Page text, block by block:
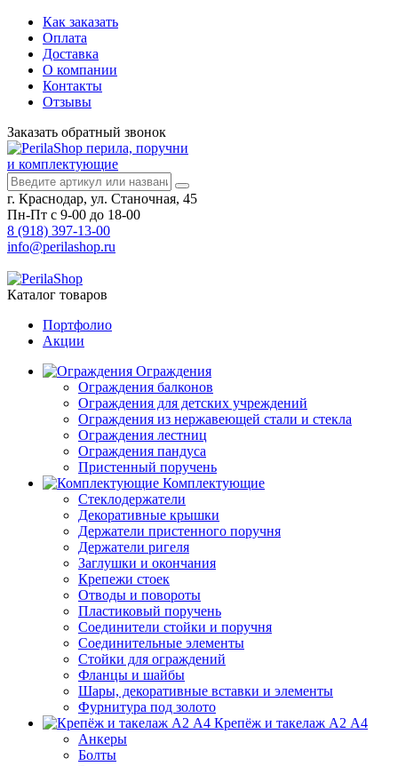
Как заказать
Оплата
Доставка
О компании
Контакты
Отзывы
Заказать обратный звонок
перила, поручни
и комплектующие
г. Краснодар, ул. Станочная, 45
Пн-Пт с 9-00 до 18-00
8 (918) 397-13-00
info@perilashop.ru
Каталог товаров
Портфолио
Акции
Ограждения
Ограждения балконов
Ограждения для детских учреждений
Ограждения из нержавеющей стали и стекла
Ограждения лестниц
Ограждения пандуса
Пристенный поручень
Комплектующие
Стеклодержатели
Декоративные крышки
Держатели пристенного поручня
Держатели ригеля
Заглушки и окончания
Крепежи стоек
Отводы и повороты
Пластиковый поручень
Соединители стойки и поручня
Соединительные элементы
Стойки для ограждений
Фланцы и шайбы
Шары, декоративные вставки и элементы
Фурнитура под золото
Крепёж и такелаж А2 А4
Анкеры
Болты